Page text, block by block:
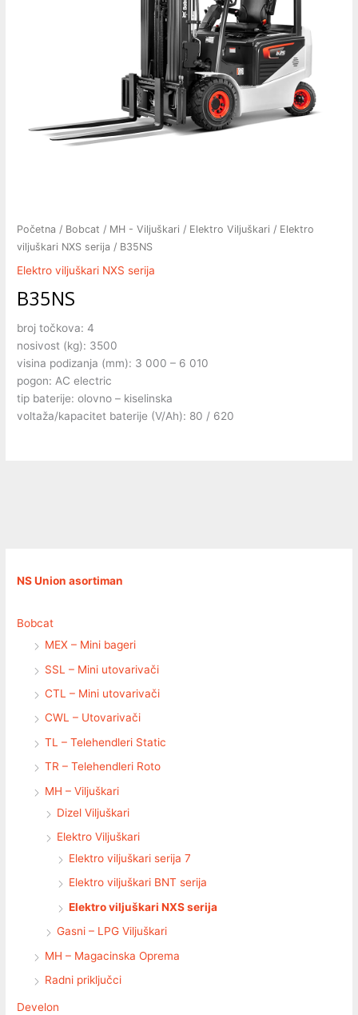
NS Union asortiman
Bobcat
MEX – Mini bageri
SSL – Mini utovarivači
CTL – Mini utovarivači
CWL – Utovarivači
TL – Telehendleri Static
TR – Telehendleri Roto
MH – Viljuškari
Dizel Viljuškari
Elektro Viljuškari
Elektro viljuškari serija 7
Elektro viljuškari BNT serija
Elektro viljuškari NXS serija
Gasni – LPG Viljuškari
MH – Magacinska Oprema
Radni priključci
Develon
Početna / Bobcat / MH - Viljuškari / Elektro Viljuškari / Elektro
viljuškari NXS serija / B35NS
Elektro viljuškari NXS serija
B35NS
broj točkova: 4
nosivost (kg): 3500
visina podizanja (mm): 3 000 – 6 010
pogon: AC electric
tip baterije: olovno – kiselinska
voltaža/kapacitet baterije (V/Ah): 80 / 620